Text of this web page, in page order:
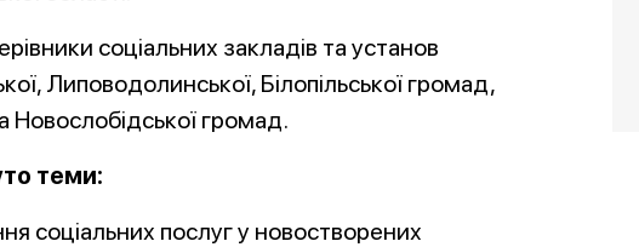
соціальних закладів та установ
Липоводолинської, Білопільської громад,
Новослобідської громад.
теми:
соціальних послуг у новостворених